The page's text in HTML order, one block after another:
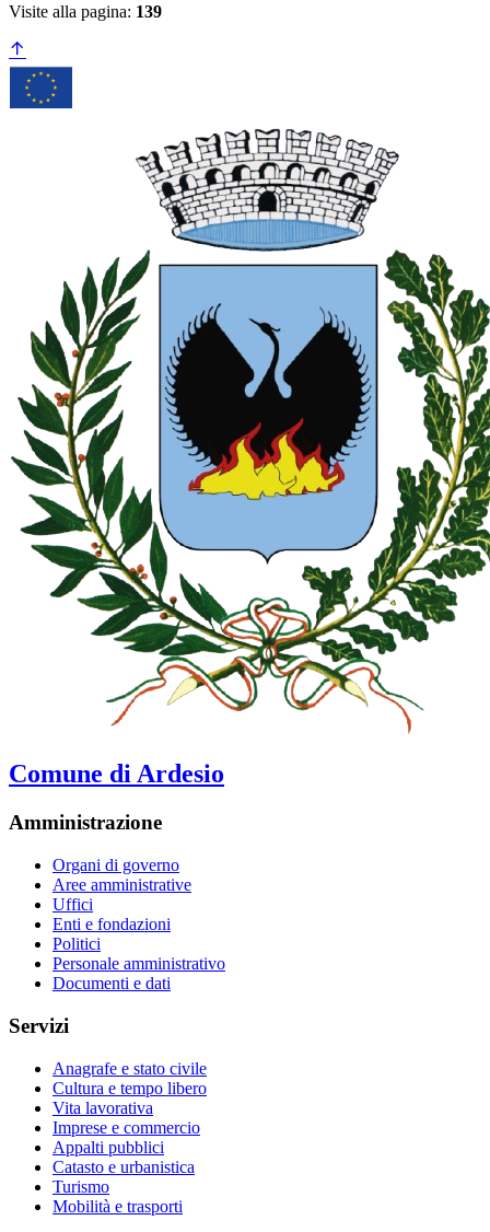
Visite alla pagina: 139
Comune di Ardesio
Amministrazione
Organi di governo
Aree amministrative
Uffici
Enti e fondazioni
Politici
Personale amministrativo
Documenti e dati
Servizi
Anagrafe e stato civile
Cultura e tempo libero
Vita lavorativa
Imprese e commercio
Appalti pubblici
Catasto e urbanistica
Turismo
Mobilità e trasporti